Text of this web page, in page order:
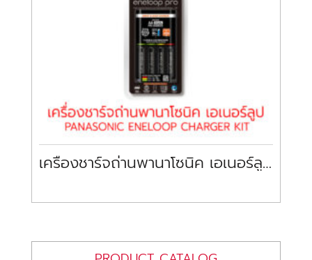
เครื่องชาร์จถ่านพานาโซนิค เอเนอร์ลูป PANASONIC ENELOOP CHARGER KIT